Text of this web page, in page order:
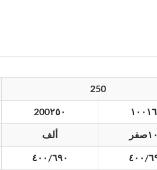
250
١٠٠ 200٢٥٠
صفر ألف
٦٩٠ ٤٠٠/٦٩٠